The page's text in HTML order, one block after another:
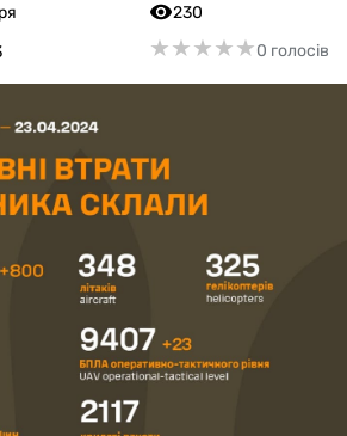
230
★★★★★
★★★★★0 голосів